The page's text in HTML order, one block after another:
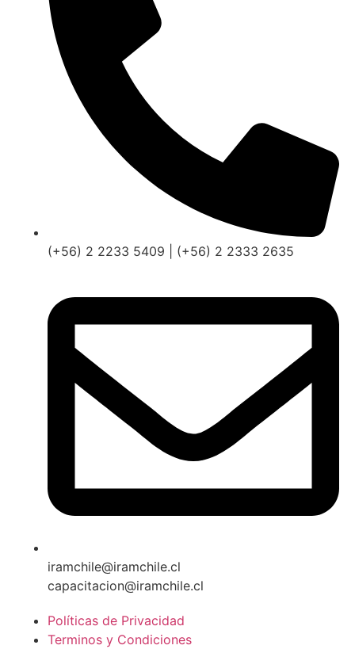
(+56) 2 2233 5409 | (+56) 2 2333 2635
iramchile@iramchile.cl
capacitacion@iramchile.cl
Políticas de Privacidad
Terminos y Condiciones